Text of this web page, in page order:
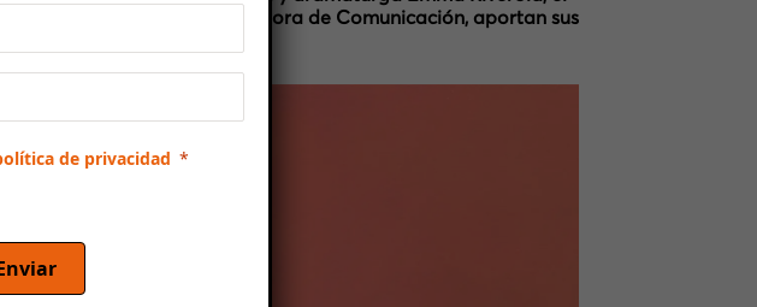
y Eugènia Carreres, consultora de Comunicación, aportan sus
que se enfrenta la ciudad.
de privacidad